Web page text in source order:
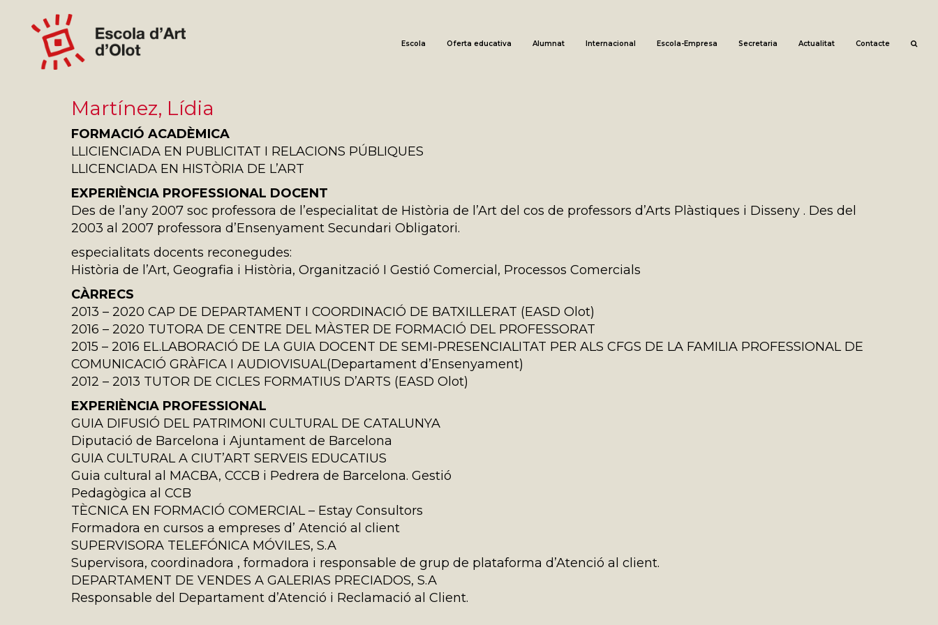
Escola Oferta educativa Alumnat Internacional Escola-Empresa Secretaria Actualitat Contacte
Martínez, Lídia
FORMACIÓ ACADÈMICA
LLICIENCIADA EN PUBLICITAT I RELACIONS PÚBLIQUES
LLICENCIADA EN HISTÒRIA DE L’ART
EXPERIÈNCIA PROFESSIONAL DOCENT
Des de l’any 2007 soc professora de l’especialitat de Història de l’Art del cos de professors d’Arts Plàstiques i Disseny . Des del
2003 al 2007 professora d’Ensenyament Secundari Obligatori.
especialitats docents reconegudes:
Història de l’Art, Geografia i Història, Organització I Gestió Comercial, Processos Comercials
CÀRRECS
2013 – 2020 CAP DE DEPARTAMENT I COORDINACIÓ DE BATXILLERAT (EASD Olot)
2016 – 2020 TUTORA DE CENTRE DEL MÀSTER DE FORMACIÓ DEL PROFESSORAT
2015 – 2016 EL.LABORACIÓ DE LA GUIA DOCENT DE SEMI-PRESENCIALITAT PER ALS CFGS DE LA FAMILIA PROFESSIONAL DE
COMUNICACIÓ GRÀFICA I AUDIOVISUAL(Departament d’Ensenyament)
2012 – 2013 TUTOR DE CICLES FORMATIUS D’ARTS (EASD Olot)
EXPERIÈNCIA PROFESSIONAL
GUIA DIFUSIÓ DEL PATRIMONI CULTURAL DE CATALUNYA
Diputació de Barcelona i Ajuntament de Barcelona
GUIA CULTURAL A CIUT’ART SERVEIS EDUCATIUS
Guia cultural al MACBA, CCCB i Pedrera de Barcelona. Gestió
Pedagògica al CCB
TÈCNICA EN FORMACIÓ COMERCIAL – Estay Consultors
Formadora en cursos a empreses d’ Atenció al client
SUPERVISORA TELEFÓNICA MÓVILES, S.A
Supervisora, coordinadora , formadora i responsable de grup de plataforma d’Atenció al client.
DEPARTAMENT DE VENDES A GALERIAS PRECIADOS, S.A
Responsable del Departament d’Atenció i Reclamació al Client.